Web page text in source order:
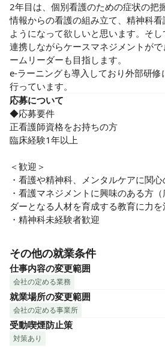
2年目は、個別看護のための症状の把
情報からの看護の組み立て、精神科
ようになって欲しいと思います。そ
連携しながらケースマネジメントが
ームリーダーも目指します。
e-ラーニングも導入しており外部研修
行っています。
応募について
◆応募要件
正看護師資格をお持ちの方
臨床経験1年以上
＜歓迎＞
・看護や精神科、メンタルケアに関
・看護マネジメントに興味のある方
ダーとなる人材を育成する教育に力を
・精神科未経験者歓迎
その他の就業条件
仕事内容の変更範囲
会社の定める業務
就業場所の変更範囲
会社の定める事業所
受動喫煙防止策
対策あり